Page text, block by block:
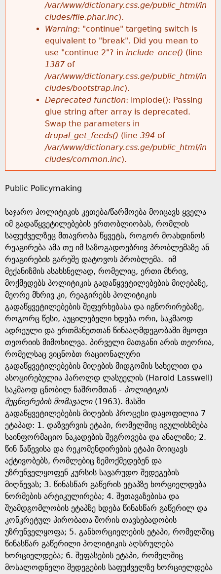
g
e
/var/www/dictionary.css.ge/public_html/in
cludes/file.phar.inc).
Warning: "continue" targeting switch is
equivalent to "break". Did you mean to
use "continue 2"? in include_once() (line
1387 of
/var/www/dictionary.css.ge/public_html/in
cludes/bootstrap.inc).
Deprecated function: implode(): Passing
glue string after array is deprecated.
Swap the parameters in
drupal_get_feeds() (line 394 of
/var/www/dictionary.css.ge/public_html/in
cludes/common.inc).
Public Policymaking
საჯარო პოლიტიკის კეთება/წარმოება მოიცავს ყველა
იმ გადაწყვეტილებების ერთობლიობას, რომლის
საფუძველზეც მთავრობა წყვეტს, როგორ მოახდინოს
რეაგირება ამა თუ იმ საზოგადოებრივ პრობლემაზე ან
რეაგირების გარეშე დატოვოს პრობლემა. იმ
მექანიზმის ასახსნელად, რომელიც, ერთი მხრივ,
მოქმედებს პოლიტიკის გადაწყვეტილებების მიღებაზე,
მეორე მხრივ კი, რეაგირებს პოლიტიკის
გადაწყვეტილებების შეფერხებასა და იგნორირებაზე,
როგორც წესი, აუცილებელი ხდება ორი, საკმაოდ
ადრეული და ერთმანეთთან წინააღმდეგობაში მყოფი
თეორიის მიმოხილვა. პირველი მათგანი არის თეორია,
რომელსაც ვიცნობთ რაციონალური
გადაწყვეტილებების მიღების მიდგომის სახელით და
ასოცირებულია ჰაროლდ ლასუელის (Harold Lasswell)
საკმაოდ ცნობილ ნაშრომთან - პოლიტიკის
მეცნიერების მომავალი (1963). მასში
გადაწყვეტილებების მიღების პროცესი დაყოფილია 7
ეტაპად: 1. დაზვერვის ეტაპი, რომელშიც იგულისხმება
საინფორმაციო ნაკადების შეგროვება და ანალიზი; 2.
წინ წაწევისა და რეკომენდირების ეტაპი მოიცავს
აქტივობებს, რომლებიც ზემოქმედებენ და
უზრუნველყოფენ კურსის სავარუდო შედეგების
მიღწევას; 3. წინასწარ გაწერის ეტაპზე ხორციელდება
ნორმების არტიკულირება; 4. შეთავაზებისა და
შუამდგომლობის ეტაპზე ხდება წინასწარ გაწერილ და
კონკრეტულ პირობათა შორის თავსებადობის
უზრუნველყოფა; 5. განხორციელების ეტაპი, რომელშიც
წინასწარ გაწერილი პოლიტიკის აღსრულება
ხორციელდება; 6. შეფასების ეტაპი, რომელშიც
მოსალოდნელი შედეგების საფუძველზე ხორციელდება